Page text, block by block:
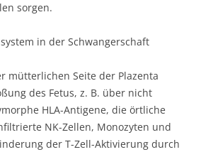
sorgen.
in der Schwangerschaft
mütterlichen Seite der Plazenta
des Fetus, z. B. über nicht
HLA-Antigene, die örtliche
NK-Zellen, Monozyten und
der T-Zell-Aktivierung durch